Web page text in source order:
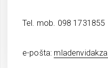
Tel. mob. 098 1731855
e-pošta: